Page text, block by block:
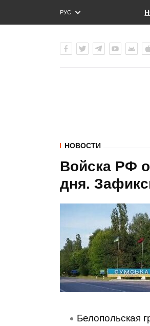
РУС
ENG
НОВОСТИ
Войска РФ
дня.
Белопольская